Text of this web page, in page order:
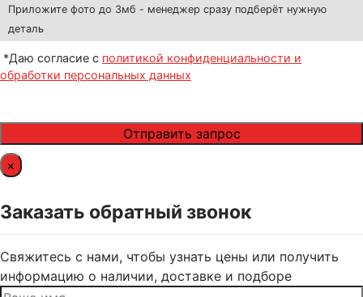
Приложите фото до 3мб - менеджер сразу подберёт нужную
деталь
*Даю согласие с политикой конфиденциальности и
обработки персональных данных
×
Заказать обратный звонок
Свяжитесь с нами, чтобы узнать цены или получить
информацию о наличии, доставке и подборе